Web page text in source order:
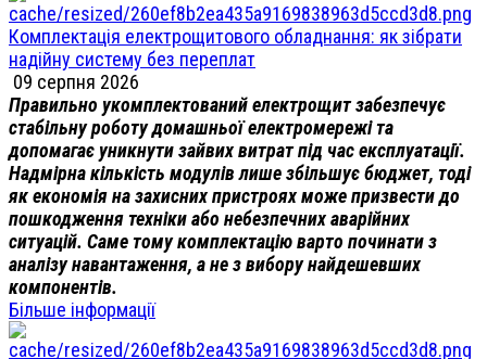
Комплектація електрощитового обладнання: як зібрати
надійну систему без переплат
09 серпня 2026
Правильно укомплектований електрощит забезпечує
стабільну роботу домашньої електромережі та
допомагає уникнути зайвих витрат під час експлуатації.
Надмірна кількість модулів лише збільшує бюджет, тоді
як економія на захисних пристроях може призвести до
пошкодження техніки або небезпечних аварійних
ситуацій. Саме тому комплектацію варто починати з
аналізу навантаження, а не з вибору найдешевших
компонентів.
Більше інформації